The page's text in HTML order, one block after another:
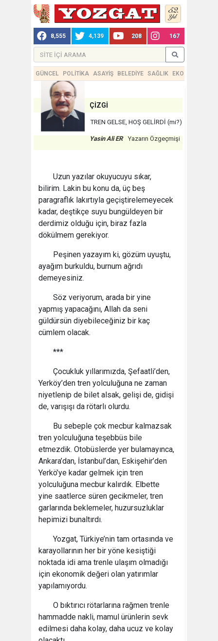
8,555 4,139 208 167
GÜNCEL POLİTİKA ASAYİŞ BELEDİYE SAĞLIK EKONOMİ
ÇİZGİ
TREN GELSE, HOŞ GELİRDİ (mi?)
Yasin Ali ER Yazarın Özgeçmişi
Uzun yazılar okuyucuyu sıkar,
bilirim. Lakin bu konu da, üç beş
paragraflık lakırtıyla geçiştirelemeyecek
kadar, deştikçe suyu bungüldeyen bir
derdimiz olduğu için, biraz fazla
dökülmem gerekiyor.
Peşinen yazayım ki, gözüm uyuştu,
ayağım burkuldu, burnum ağrıdı
demeyesiniz.
Söz veriyorum, arada bir yine
yapmış yapacağını, Allah da seni
güldürsün diyebileceğiniz bir kaç
cümlem olacak.
***
Çocukluk yıllarımızda, Şefaatli’den,
Yerköy’den tren yolculuğuna ne zaman
niyetlenip de bilet alsak, gelişi de, gidişi
de, varışışı da rötarlı olurdu.
Bu sebeple çok mecbur kalmazsak
tren yolculuğuna teşebbüs bile
etmezdik. Otobüslerde yer bulamayınca,
Ankara’dan, İstanbul’dan, Eskişehir’den
Yerkö’ye kadar gelmek için tren
yolculuğuna mecbur kalırdık. Elbette
yine saatlerce süren gecikmeler, tren
garlarında beklemeler, huzursuzluklar
hepimizi bunaltırdı.
Yozgat, Türkiye’nin tam ortasında ve
karayollarının her bir yöne kesiştiği
noktada idi ama trenle ulaşım olmadığı
için ekonomik değeri olan yatırımlar
yapılamıyordu.
O bıktırıcı rötarlarına rağmen trenle
hammadde nakli, mamul ürünlerin sevk
edilmesi daha kolay, daha ucuz ve kolay